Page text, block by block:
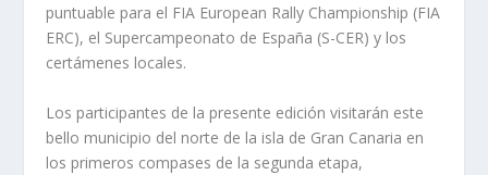
puntuable para el FIA European Rally Championship (FIA
ERC), el Supercampeonato de España (S-CER) y los
certámenes locales.
Los participantes de la presente edición visitarán este
bello municipio del norte de la isla de Gran Canaria en
los primeros compases de la segunda etapa,